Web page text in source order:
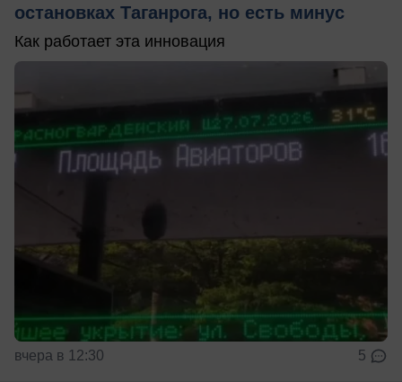
остановках Таганрога, но есть минус
Как работает эта инновация
вчера в 12:30 5